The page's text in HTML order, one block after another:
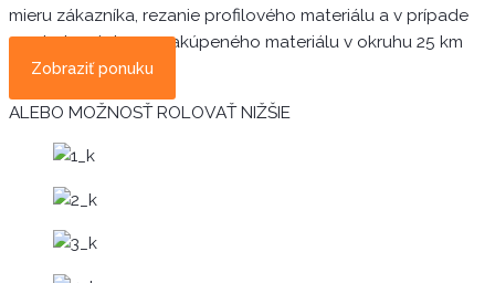
mieru zákazníka, rezanie profilového materiálu a v prípade
pootreby aj dovoz zakúpeného materiálu v okruhu 25 km
Zobraziť ponuku
ALEBO MOŽNOSŤ ROLOVAŤ NIŽŠIE